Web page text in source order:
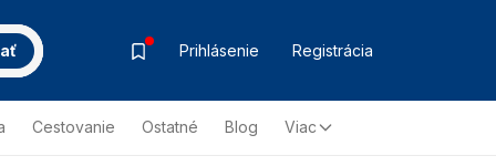
Prihlásenie Registrácia
Cestovanie Ostatné Blog Viac